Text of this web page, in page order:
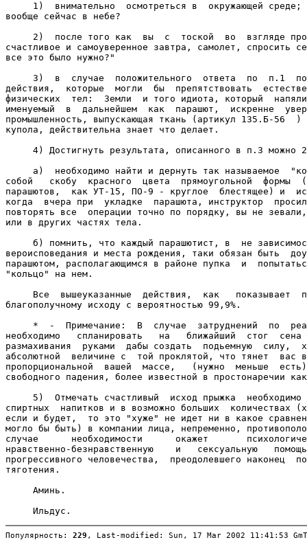
1)  внимательно  осмотреться в  окружающей среде;
вообще сейчас в небе?
2)  после того как  вы  с  тоской  во  взгляде
счастливое и самоуверенное завтра, самолет, спросить
все это было нужно?"
3)  в  случае  положительного  ответа  по  п.1
действия,  которые  могли  бы  препятствовать
физических  тел:  Земли  и того идиота, который
именуемый  в  дальнейшем  как  парашют,  искренне
промышленность, выпускающая ткань (артикул 135.Б-56  )
купола, действительна знает что делает.
4) Достигнуть результата, описанного в п.3 можно
а)  необходимо найти и дернуть так называемое
собой   скобу  красного  цвета  прямоугольной  формы
парашютов,  как УТ-15, ПО-9 - круглое  блестящее) и
когда  вчера при  укладке  парашюта, инструктор
повторять все  операции точно по порядку, вы не
или в других частях тела.
б) помнить, что каждый парашютист, в  не
вероисповедания и места рождения, таки обязан быть
парашютом, располагающимся в районе пупка  и
"кольцо" на нем.
Все  вышеуказанные  действия,  как   показывает
благополучному исходу с вероятностью 99,9%.
*  -  Примечание:  В  случае  затруднений  по
необходимо   спланировать   на   ближайший  стог
размахивания  руками  дабы создать  подьемную  силу,
абсолютной  величине с  той проклятой, что тянет  вас
пропорциональной  вашей  массе,   (нужно  меньше
свободного падения, более известной в простонаречии
5)  Отмечать счастливый  исход прыжка  необходимо
спиртных  напитков и в возможно больших  количествах
если и будет,  то это "хуже" не идет ни в какое
могло бы быть) в компании лица, непременно,
случае      необходимости      окажет
нравственно-безнравственную    и   сексуальную
прогрессивного человечества,  преодолевшего наконец
тяготения.
     Аминь.
Популярность: 229